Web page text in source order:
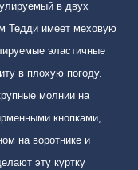
в двух
Тедди имеет меховую
эластичные
в плохую погоду.
молнии на
кнопками,
на воротнике и
эту куртку